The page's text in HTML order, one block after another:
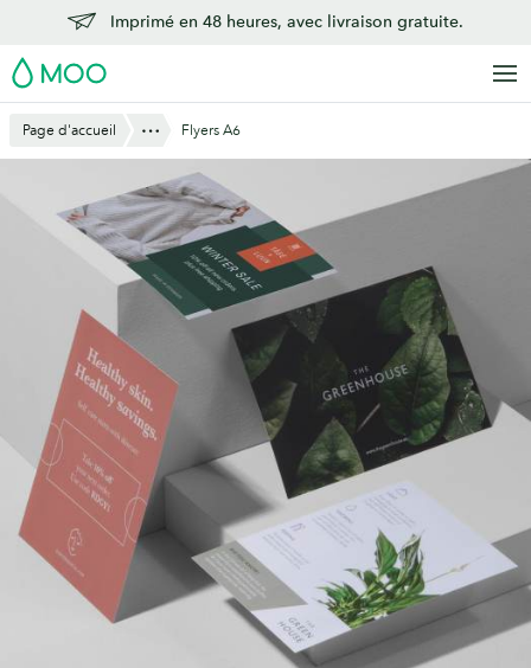
contenu
principal
Imprimé en 48 heures, avec livraison gratuite.
MOO
Page d'accueil Montre Tout
Flyers A6